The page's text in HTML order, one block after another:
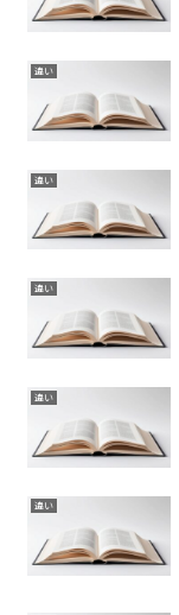
違い
違い
違い
違い
違い